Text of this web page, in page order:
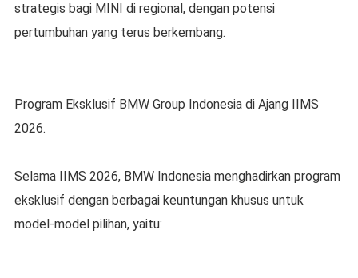
strategis bagi MINI di regional, dengan potensi
pertumbuhan yang terus berkembang.
Program Eksklusif BMW Group Indonesia di Ajang IIMS
2026.
Selama IIMS 2026, BMW Indonesia menghadirkan program
eksklusif dengan berbagai keuntungan khusus untuk
model-model pilihan, yaitu: